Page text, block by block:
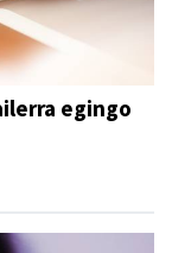
egingo